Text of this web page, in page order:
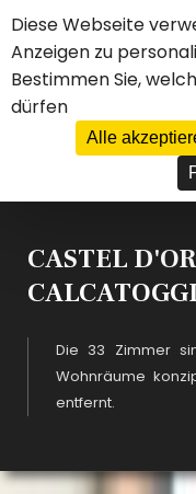
Diese Webseite
Anzeigen zu
Bestimmen Sie,
dürfen
Alle
HOTEL****
CASTEL
EN DE ES IT
CASTEL
Die 33 Zimmer
Wohnräume
entfernt.